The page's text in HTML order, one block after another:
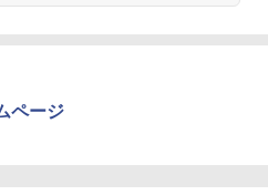
ページ